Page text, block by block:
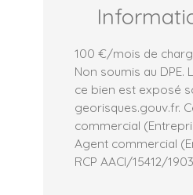
100 €/mois de
Non soumis au
ce bien est exposé
georisques.gouv.fr.
commercial
Agent commercial
RCP AACI/15412/